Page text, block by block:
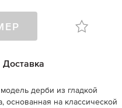
дерби из гладкой
основанная на классической
Доставка